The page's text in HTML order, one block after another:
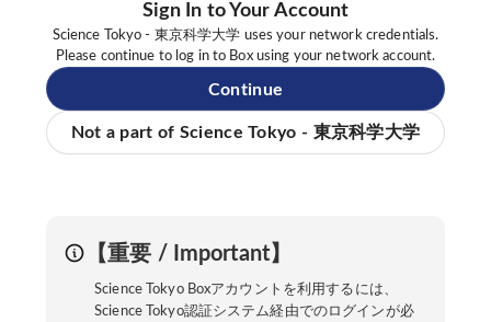
Sign In to Your Account
Science Tokyo - 東京科学大学 uses your network credentials.
Please continue to log in to Box using your network account.
Continue
Not a part of Science Tokyo - 東京科学大学
【重要 / Important】
Science Tokyo Boxアカウントを利用するには、
Science Tokyo認証システム経由でのログインが必